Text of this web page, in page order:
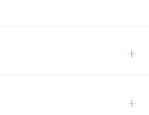
ikili takım, gardırobunuzun en
Özelliği: Yüksek
yumuşaklığı, ipeksi dokusu
bir hava katarken kullanım